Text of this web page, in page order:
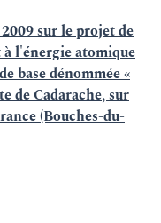
sur le projet de
l'énergie atomique
base dénommée «
de Cadarache, sur
(Bouches-du-